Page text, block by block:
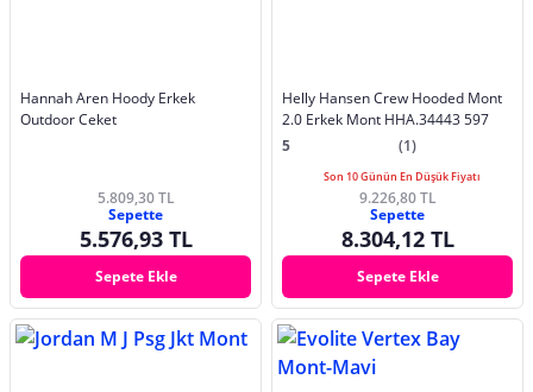
Hannah Aren Hoody Erkek
Outdoor Ceket
5.809,30 TL
Sepette
5.576,93 TL
Sepete Ekle
Helly Hansen Crew Hooded Mont
2.0 Erkek Mont HHA.34443 597
5
(1)
Son 10 Günün En Düşük Fiyatı
9.226,80 TL
Sepette
8.304,12 TL
Sepete Ekle